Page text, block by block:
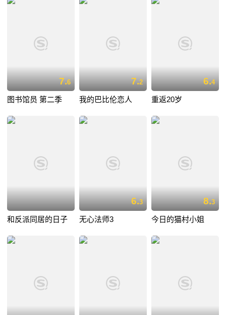
7.6
图书馆员 第二季
7.2
我的巴比伦恋人
6.4
重返20岁
和反派同居的日子
6.3
无心法师3
8.3
今日的猫村小姐